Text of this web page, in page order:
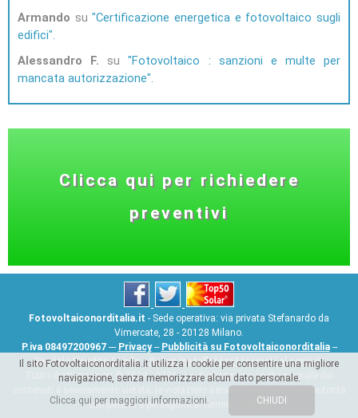
Armando su Certificazione energetica e fotovoltaico sugli
edifici
Alessandro F. su Fotovoltaico : sanzioni e multe per
mancata autorizzazione
Clicca qui per richiedere
preventivi
Fotovoltaiconorditalia.it - Sede operativa: via privata Stefanardo da
Vimercate, 28 - 20128 Milano.
P.iva 08497200967--- Privacy-- Pubblicità su Fotovoltaiconorditalia--
Servizio Vendita Leads-- Sei un installatore? Iscriviti al servizio
Tutti i diritti riservati © 2009 - 2026 - La duplicazione anche parziale dei
contenuti è severamente vietata; le violazioni saranno segnalate alle autorità
competenti e perseguite ai termini di legge
Il sito Fotovoltaiconorditalia.it utilizza i cookie per consentire una migliore
navigazione, senza memorizzare alcun dato personale.
Clicca qui per maggiori informazioni.
CHIUDI